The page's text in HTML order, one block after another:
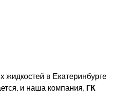
жидкостей в Екатеринбурге
и наша компания, ГК